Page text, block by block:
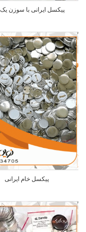
پیکسل ایرانی با سوزن یک
پیکسل خام ایرانی